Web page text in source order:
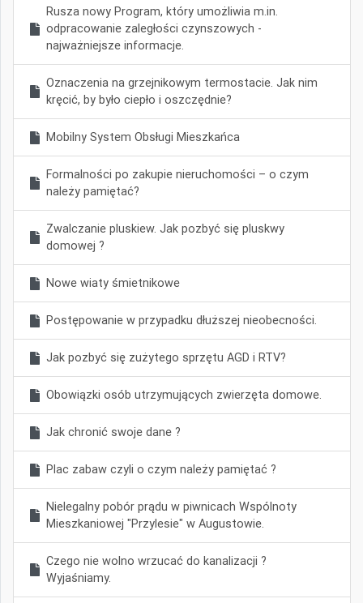
Rusza nowy Program, który umożliwia m.in.
odpracowanie zaległości czynszowych -
najważniejsze informacje.
Oznaczenia na grzejnikowym termostacie. Jak nim
kręcić, by było ciepło i oszczędnie?
Mobilny System Obsługi Mieszkańca
Formalności po zakupie nieruchomości – o czym
należy pamiętać?
Zwalczanie pluskiew. Jak pozbyć się pluskwy
domowej ?
Nowe wiaty śmietnikowe
Postępowanie w przypadku dłuższej nieobecności.
Jak pozbyć się zużytego sprzętu AGD i RTV?
Obowiązki osób utrzymujących zwierzęta domowe.
Jak chronić swoje dane ?
Plac zabaw czyli o czym należy pamiętać ?
Nielegalny pobór prądu w piwnicach Wspólnoty
Mieszkaniowej "Przylesie" w Augustowie.
Czego nie wolno wrzucać do kanalizacji ?
Wyjaśniamy.